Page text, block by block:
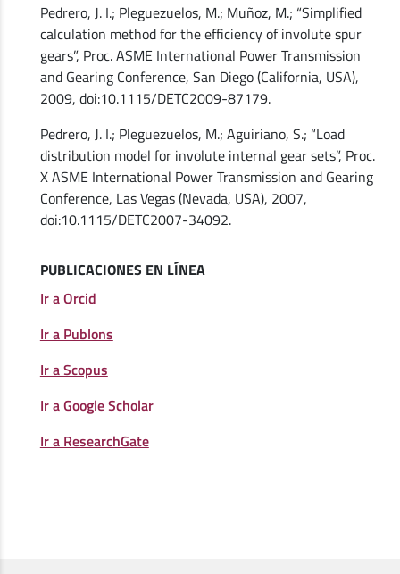
Pedrero, J. I.; Pleguezuelos, M.; Muñoz, M.; “Simplified
calculation method for the efficiency of involute spur
gears”, Proc. ASME International Power Transmission
and Gearing Conference, San Diego (California, USA),
2009, doi:10.1115/DETC2009-87179.
Pedrero, J. I.; Pleguezuelos, M.; Aguiriano, S.; “Load
distribution model for involute internal gear sets”, Proc.
X ASME International Power Transmission and Gearing
Conference, Las Vegas (Nevada, USA), 2007,
doi:10.1115/DETC2007-34092.
PUBLICACIONES EN LÍNEA
Ir a Orcid
Ir a Publons
Ir a Scopus
Ir a Google Scholar
Ir a ResearchGate